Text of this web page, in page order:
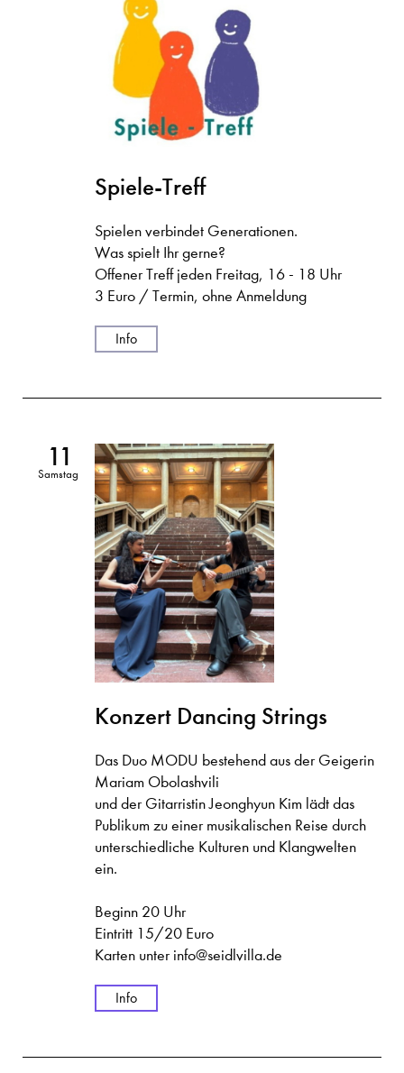
Spiele-Treff
Spielen verbindet Generationen.
Was spielt Ihr gerne?
Offener Treff jeden Freitag, 16 - 18 Uhr
3 Euro / Termin, ohne Anmeldung
Info
11
Samstag
Konzert Dancing Strings
Das Duo MODU bestehend aus der Geigerin
Mariam Obolashvili
und der Gitarristin Jeonghyun Kim lädt das
Publikum zu einer musikalischen Reise durch
unterschiedliche Kulturen und Klangwelten
ein.
Beginn 20 Uhr
Eintritt 15/20 Euro
Karten unter info@seidlvilla.de
Info